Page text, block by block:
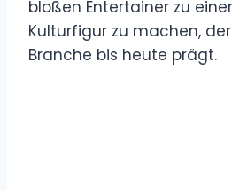
bloßen Entertainer zu
Kulturfigur zu machen,
Branche bis heute prägt.